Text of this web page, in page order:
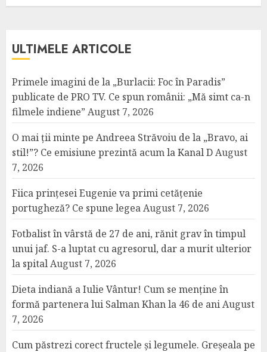
ULTIMELE ARTICOLE
Primele imagini de la „Burlacii: Foc în Paradis”
publicate de PRO TV. Ce spun românii: „Mă simt ca-n
filmele indiene” August 7, 2026
O mai ții minte pe Andreea Străvoiu de la „Bravo, ai
stil!”? Ce emisiune prezintă acum la Kanal DAugust
7, 2026
Fiica prințesei Eugenie va primi cetățenie
portugheză? Ce spune legeaAugust 7, 2026
Fotbalist în vârstă de 27 de ani, rănit grav în timpul
unui jaf. S-a luptat cu agresorul, dar a murit ulterior
la spitalAugust 7, 2026
Dieta indiană a Iulie Vântur! Cum se menține în
formă partenera lui Salman Khan la 46 de aniAugust
7, 2026
Cum păstrezi corect fructele și legumele. Greșeala pe